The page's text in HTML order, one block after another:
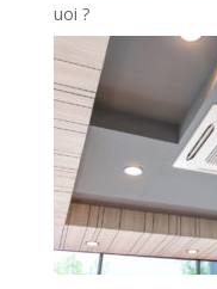
uoi ?